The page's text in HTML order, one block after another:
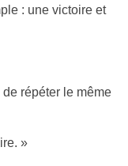
: une victoire et
répéter le même
»